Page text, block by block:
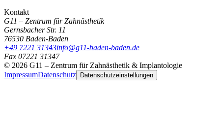
Kontakt
G11 – Zentrum für Zahnästhetik
Gernsbacher Str. 11
76530 Baden-Baden
+49 7221 31343info@g11-baden-baden.de
Fax 07221 31347
© 2026 G11 – Zentrum für Zahnästhetik & Implantologie
ImpressumDatenschutz Datenschutzeinstellungen